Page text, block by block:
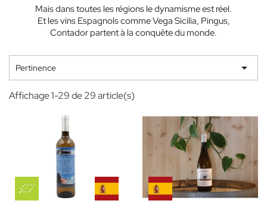
Mais dans toutes les régions le dynamisme est réel.
Et les vins Espagnols comme Vega Sicilia, Pingus,
Contador partent à la conquête du monde.
Pertinence 
Affichage 1-29 de 29 article(s)